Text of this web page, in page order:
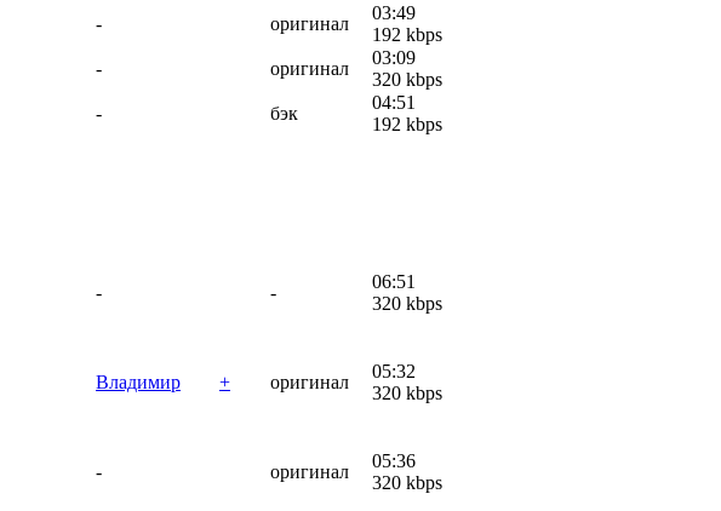
- оригинал
03:49
192 kbps
- оригинал
03:09
320 kbps
- бэк
04:51
192 kbps
- -
06:51
320 kbps
Владимир + оригинал
05:32
320 kbps
- оригинал
05:36
320 kbps